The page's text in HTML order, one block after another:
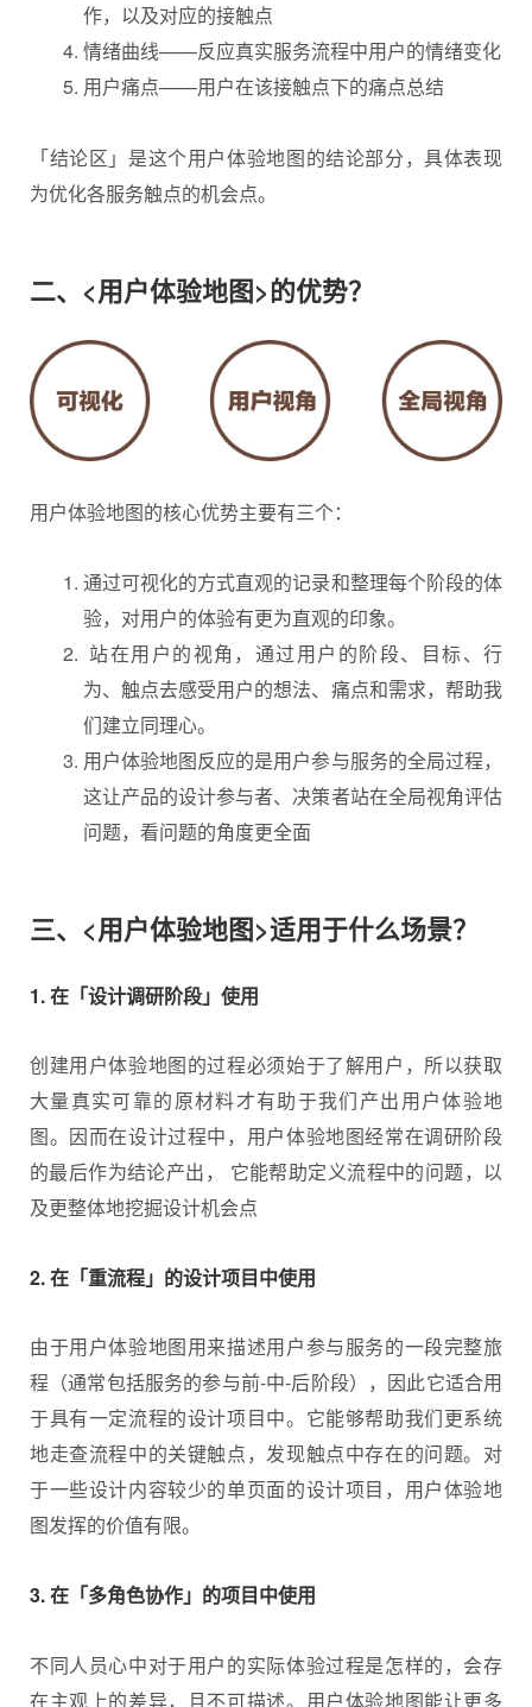
作，以及对应的接触点
情绪曲线——反应真实服务流程中用户的情绪变化
用户痛点——用户在该接触点下的痛点总结
「结论区」是这个用户体验地图的结论部分，具体表现
为优化各服务触点的机会点。
二、<用户体验地图>的优势？
用户体验地图的核心优势主要有三个：
通过可视化的方式直观的记录和整理每个阶段的体
验，对用户的体验有更为直观的印象。
站在用户的视角，通过用户的阶段、目标、行
为、触点去感受用户的想法、痛点和需求，帮助我
们建立同理心。
用户体验地图反应的是用户参与服务的全局过程，
这让产品的设计参与者、决策者站在全局视角评估
问题，看问题的角度更全面
三、<用户体验地图>适用于什么场景？
1. 在「设计调研阶段」使用
创建用户体验地图的过程必须始于了解用户，所以获取
大量真实可靠的原材料才有助于我们产出用户体验地
图。因而在设计过程中，用户体验地图经常在调研阶段
的最后作为结论产出， 它能帮助定义流程中的问题，以
及更整体地挖掘设计机会点
2. 在「重流程」的设计项目中使用
由于用户体验地图用来描述用户参与服务的一段完整旅
程（通常包括服务的参与前-中-后阶段），因此它适合用
于具有一定流程的设计项目中。它能够帮助我们更系统
地走查流程中的关键触点，发现触点中存在的问题。对
于一些设计内容较少的单页面的设计项目，用户体验地
图发挥的价值有限。
3. 在「多角色协作」的项目中使用
不同人员心中对于用户的实际体验过程是怎样的，会存
在主观上的差异，且不可描述。用户体验地图能让更多